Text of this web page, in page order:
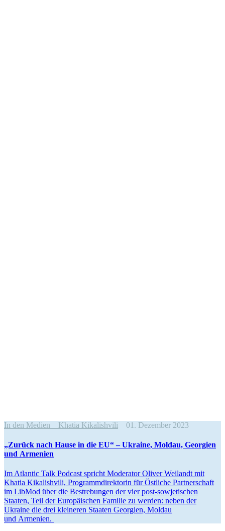
In den Medien Khatia Kikalishvili 01. Dezember 2023
„Zurück nach Hause in die EU“ – Ukraine, Moldau, Georgien
und Armenien
Im Atlantic Talk Podcast spricht Moderator Oliver Weilandt mit
Khatia Kikalishvili, Programm­di­rek­torin für Östliche Partner­schaft
im LibMod über die Bestre­bungen der vier post-sowje­ti­schen
Staaten, Teil der Europäi­schen Familie zu werden: neben der
Ukraine die drei kleineren Staaten Georgien, Moldau
und Armenien.